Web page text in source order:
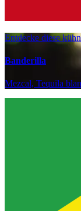
Entdecke diese
Banderilla
Mezcal, Tequila